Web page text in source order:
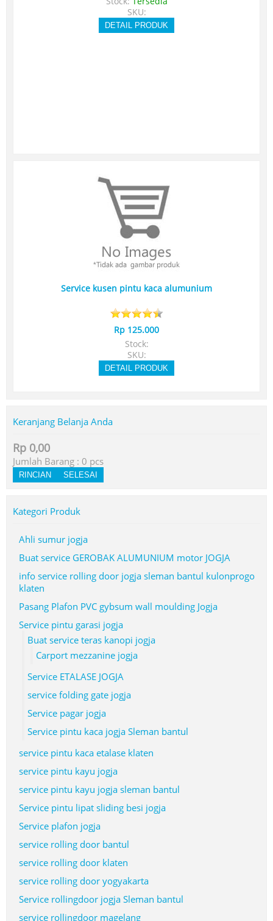
SKU:
DETAIL PRODUK
Service kusen pintu kaca alumunium
Rp 125.000
Stock:
SKU:
DETAIL PRODUK
Keranjang Belanja Anda
Rp 0,00
Jumlah Barang : 0 pcs
RINCIAN SELESAI
Kategori Produk
Ahli sumur jogja
Buat service GEROBAK ALUMUNIUM motor JOGJA
info service rolling door jogja sleman bantul kulonprogo
klaten
Pasang Plafon PVC gybsum wall moulding Jogja
Service pintu garasi jogja
Buat service teras kanopi jogja
Carport mezzanine jogja
Service ETALASE JOGJA
service folding gate jogja
Service pagar jogja
Service pintu kaca jogja Sleman bantul
service pintu kaca etalase klaten
service pintu kayu jogja
service pintu kayu jogja sleman bantul
Service pintu lipat sliding besi jogja
Service plafon jogja
service rolling door bantul
service rolling door klaten
service rolling door yogyakarta
Service rollingdoor jogja Sleman bantul
service rollingdoor magelang